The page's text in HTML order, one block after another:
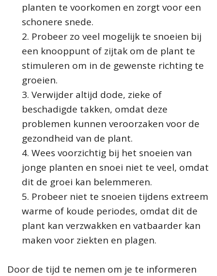
planten te voorkomen en zorgt voor een
schonere snede.
Probeer zo veel mogelijk te snoeien bij
een knooppunt of zijtak om de plant te
stimuleren om in de gewenste richting te
groeien.
Verwijder altijd dode, zieke of
beschadigde takken, omdat deze
problemen kunnen veroorzaken voor de
gezondheid van de plant.
Wees voorzichtig bij het snoeien van
jonge planten en snoei niet te veel, omdat
dit de groei kan belemmeren.
Probeer niet te snoeien tijdens extreem
warme of koude periodes, omdat dit de
plant kan verzwakken en vatbaarder kan
maken voor ziekten en plagen.
Door de tijd te nemen om je te informeren